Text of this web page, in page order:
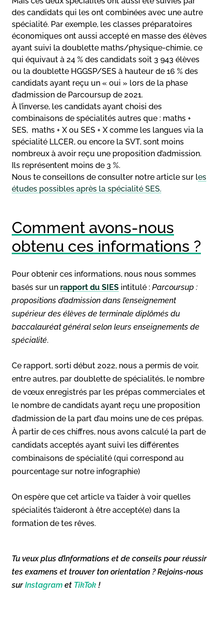
des candidats qui les ont combinées avec une autre
spécialité. Par exemple, les classes préparatoires
économiques ont aussi accepté en masse des élèves
ayant suivi la doublette maths/physique-chimie, ce
qui équivaut à 24 % des candidats soit 3 943 élèves
ou la doublette HGGSP/SES à hauteur de 16 % des
candidats ayant reçu un « oui » lors de la phase
d’admission de Parcoursup de 2021.
À l’inverse, les candidats ayant choisi des
combinaisons de spécialités autres que : maths +
SES, maths + X ou SES + X comme les langues via la
spécialité LLCER, ou encore la SVT, sont moins
nombreux à avoir reçu une proposition d’admission.
Ils représentent moins de 3 %.
Nous te conseillons de consulter notre article sur les
études possibles après la spécialité SES.
Comment avons-nous
obtenu ces informations ?
Pour obtenir ces informations, nous nous sommes
basés sur un rapport du SIES intitulé : Parcoursup :
propositions d’admission dans l’enseignement
supérieur des élèves de terminale diplômés du
baccalauréat général selon leurs enseignements de
spécialité.
Ce rapport, sorti début 2022, nous a permis de voir,
entre autres, par doublette de spécialités, le nombre
de vœux enregistrés par les prépas commerciales et
le nombre de candidats ayant reçu une proposition
d’admission de la part d’au moins une de ces prépas.
À partir de ces chiffres, nous avons calculé la part de
candidats acceptés ayant suivi les différentes
combinaisons de spécialité (qui correspond au
pourcentage sur notre infographie)
On espère que cet article va t’aider à voir quelles
spécialités t’aideront à être accepté(e) dans la
formation de tes rêves.
Tu veux plus d’informations et de conseils pour réussir
tes examens et trouver ton orientation ? Rejoins-nous
surInstagram et TikTok !